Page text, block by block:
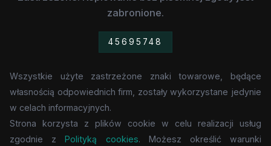
zabronione.
45695748
Wszystkie użyte zastrzeżone znaki towarowe, będące
własnością odpowiednich firm, zostały wykorzystane jedynie
w celach informacyjnych.
Strona korzysta z plików cookie w celu realizacji usług
zgodnie zPolityką cookies. Możesz określić warunki